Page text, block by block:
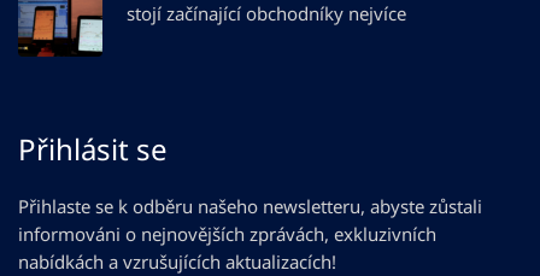
stojí začínající obchodníky nejvíce
Přihlásit se
Přihlaste se k odběru našeho newsletteru, abyste zůstali
informováni o nejnovějších zprávách, exkluzivních
nabídkách a vzrušujících aktualizacích!